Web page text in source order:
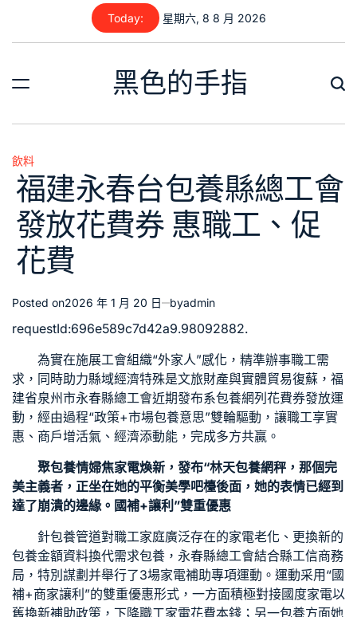
content
Today: 星期六, 8 8 月 2026
黑色的手指
Posted
in
飲料
福建永春台包養縣總工會
發放花費券 惠職工、促
花費
Posted on2026 年 1 月 20 日 byadmin
requestId:696e589c7d42a9.98092882.
為實在施展工會組織“外家人”感化，精準辦事職工需
求，同時助力縣域經濟特殊是文旅財產與實體貿易復蘇，福
建省泉州市永春縣總工會近期發布系包養網列花費券發放運
動，經由過程“政策+市場包養意思”雙輪驅動，讓職工享實
惠、商戶增活氣、經濟添動能，完成多方共贏。
聚包養情婦焦家電煥新，發布“林天包養網秤，那個完
美主義者，正坐在她的平衡美學吧檯後面，她的表情已經到
達了崩潰的邊緣。國補+讓利”雙重優惠
針包養管道對職工家庭廣泛存在的家電老化、更換新的
包養金額資料換代需求包養 ，永春縣總工會結合縣工信商務
局，特別謀劃并舉行了3場家電補助專項運動。運動采用“國
補+商家讓利”的雙重優惠形式，一方面積極對接國度家電以
舊換新補助政策，下降職工家電花費本錢；另一包養方面她